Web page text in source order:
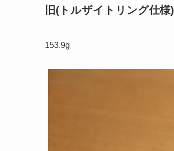
旧(トルザイトリング仕様)
153.9g